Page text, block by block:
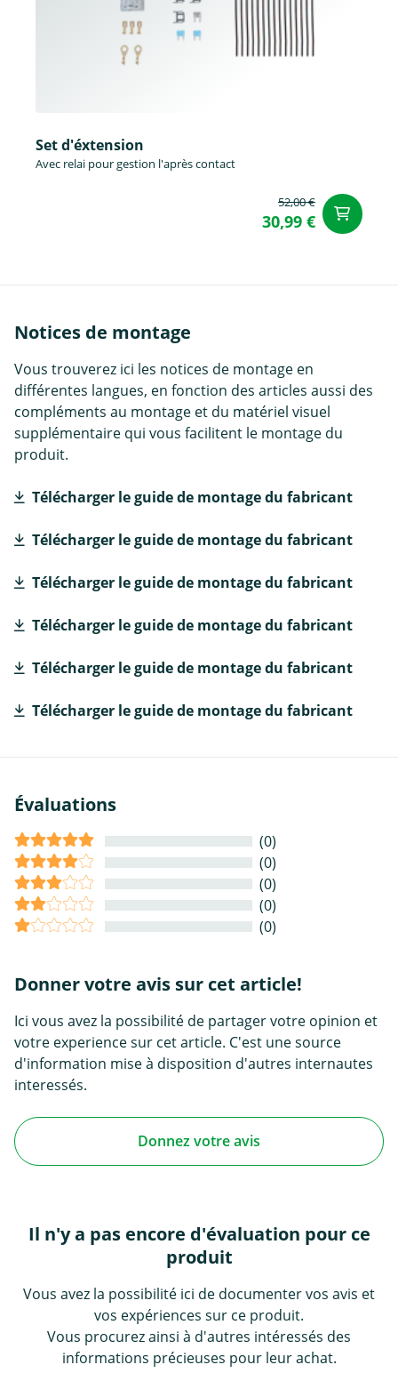
Set d'éxtension
Avec relai pour gestion l'après contact
52,00 €
30,99 €
Notices de montage
Vous trouverez ici les notices de montage en
différentes langues, en fonction des articles aussi des
compléments au montage et du matériel visuel
supplémentaire qui vous facilitent le montage du
produit.
Télécharger le guide de montage du fabricant
Télécharger le guide de montage du fabricant
Télécharger le guide de montage du fabricant
Télécharger le guide de montage du fabricant
Télécharger le guide de montage du fabricant
Télécharger le guide de montage du fabricant
Évaluations
(0)
(0)
(0)
(0)
(0)
Donner votre avis sur cet article!
Ici vous avez la possibilité de partager votre opinion et
votre experience sur cet article. C'est une source
d'information mise à disposition d'autres internautes
interessés.
Donnez votre avis
Il n'y a pas encore d'évaluation pour ce
produit
Vous avez la possibilité ici de documenter vos avis et
vos expériences sur ce produit.
Vous procurez ainsi à d'autres intéressés des
informations précieuses pour leur achat.